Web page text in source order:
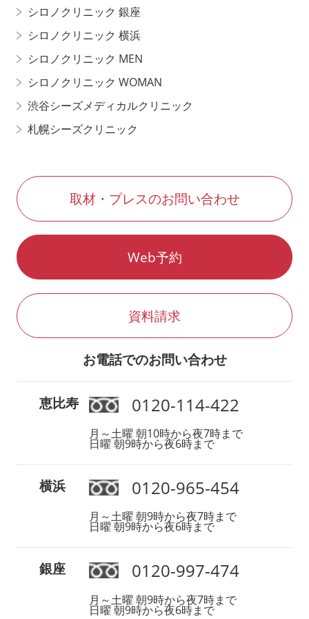
シロノクリニック 銀座
シロノクリニック 横浜
シロノクリニック MEN
シロノクリニック WOMAN
渋谷シーズメディカルクリニック
札幌シーズクリニック
取材・プレスのお問い合わせ
Web予約
資料請求
お電話でのお問い合わせ
恵比寿 0120-114-422
月～土曜 朝10時から夜7時まで
日曜 朝9時から夜6時まで
横浜 0120-965-454
月～土曜 朝9時から夜7時まで
日曜 朝9時から夜6時まで
銀座 0120-997-474
月～土曜 朝9時から夜7時まで
日曜 朝9時から夜6時まで